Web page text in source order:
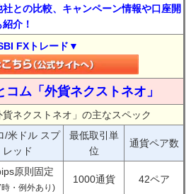
との比較、キャンペーン情報や口座開
介！
FXトレード▼
コム「外貨ネクストネオ」
ネクストネオ」の主なスペック
/米ドル スプ
レッド
最低取引単
位
通貨ペア数
原則固定
・例外あり)
1000通貨 42ペア